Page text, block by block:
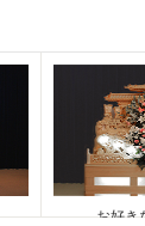
お好き